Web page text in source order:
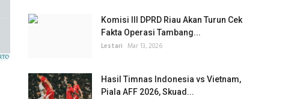
Komisi III DPRD Riau Akan Turun Cek
Fakta Operasi Tambang...
Lestari Mar 13, 2026
Hasil Timnas Indonesia vs Vietnam,
Piala AFF 2026, Skuad...